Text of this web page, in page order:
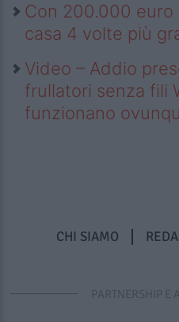
Con 200.000 euro
casa 4 volte più
Video – Addio
frullatori senza fili
funzionano
CHI SIAMO
PARTNERSHIP E